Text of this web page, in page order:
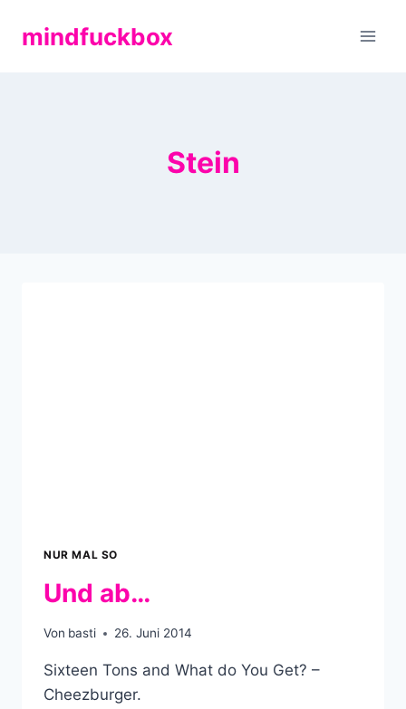
Inhaltmindfuckbox
Stein
NUR MAL SO
Und ab…
Von basti 26. Juni 2014
Sixteen Tons and What do You Get? –
Cheezburger.